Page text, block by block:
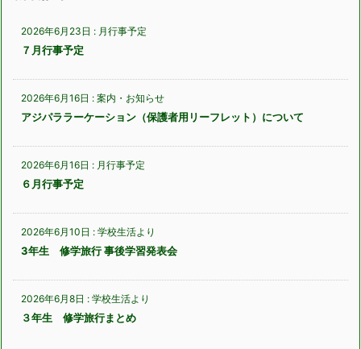
2026年6月23日 : 月行事予定
７月行事予定
2026年6月16日 : 案内・お知らせ
アジパララーケーション（保護者用リーフレット）について
2026年6月16日 : 月行事予定
６月行事予定
2026年6月10日 : 学校生活より
3年生 修学旅行 事後学習発表会
2026年6月8日 : 学校生活より
３年生 修学旅行まとめ